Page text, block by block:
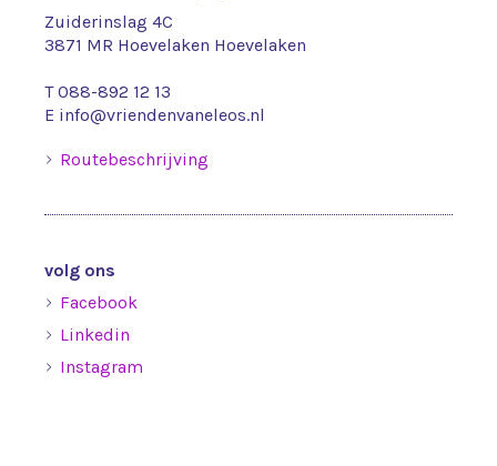
Zuiderinslag 4C
3871 MR Hoevelaken Hoevelaken
T088-892 12 13
E info@vriendenvaneleos.nl
Routebeschrijving
volg ons
Facebook
Linkedin
Instagram